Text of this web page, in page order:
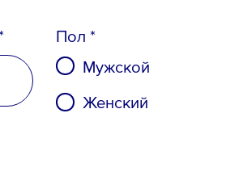
Пол *
Мужской
Женский